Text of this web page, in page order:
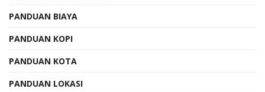
PANDUAN BIAYA
PANDUAN KOPI
PANDUAN KOTA
PANDUAN LOKASI